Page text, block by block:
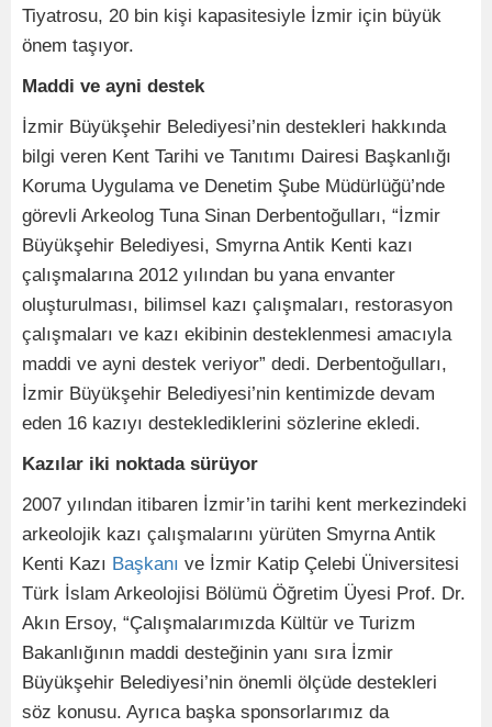
Tiyatrosu, 20 bin kişi kapasitesiyle İzmir için büyük
önem taşıyor.
Maddi ve ayni destek
İzmir Büyükşehir Belediyesi’nin destekleri hakkında
bilgi veren Kent Tarihi ve Tanıtımı Dairesi Başkanlığı
Koruma Uygulama ve Denetim Şube Müdürlüğü’nde
görevli Arkeolog Tuna Sinan Derbentoğulları, “İzmir
Büyükşehir Belediyesi, Smyrna Antik Kenti kazı
çalışmalarına 2012 yılından bu yana envanter
oluşturulması, bilimsel kazı çalışmaları, restorasyon
çalışmaları ve kazı ekibinin desteklenmesi amacıyla
maddi ve ayni destek veriyor” dedi. Derbentoğulları,
İzmir Büyükşehir Belediyesi’nin kentimizde devam
eden 16 kazıyı desteklediklerini sözlerine ekledi.
Kazılar iki noktada sürüyor
2007 yılından itibaren İzmir’in tarihi kent merkezindeki
arkeolojik kazı çalışmalarını yürüten Smyrna Antik
Kenti Kazı Başkanı ve İzmir Katip Çelebi Üniversitesi
Türk İslam Arkeolojisi Bölümü Öğretim Üyesi Prof. Dr.
Akın Ersoy, “Çalışmalarımızda Kültür ve Turizm
Bakanlığının maddi desteğinin yanı sıra İzmir
Büyükşehir Belediyesi’nin önemli ölçüde destekleri
söz konusu. Ayrıca başka sponsorlarımız da